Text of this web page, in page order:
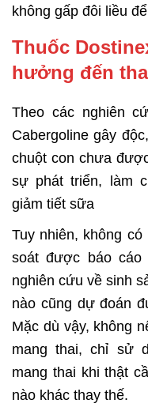
không gấp đôi liều
Thuốc
hưởng đến
Theo các nghiên
Cabergoline gây
chuột con chưa
sự phát triển, làm
giảm tiết sữa
Tuy nhiên, không
soát được báo
nghiên cứu về sinh
nào cũng dự đoán
Mặc dù vậy, không
mang thai, chỉ sử
mang thai khi thật
nào khác thay thế.